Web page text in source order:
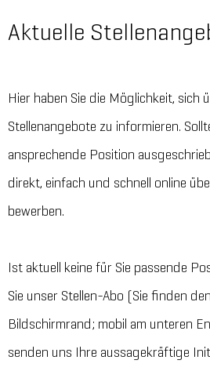
Aktuelle
Hier haben Sie die Möglichkeit, sich
Stellenangebote zu informieren.
ansprechende Position
direkt, einfach und schnell online
bewerben.
Ist aktuell keine für Sie passende
Sie unser Stellen-Abo (Sie finden
Bildschirmrand; mobil am unteren
senden uns Ihre aussagekräftige